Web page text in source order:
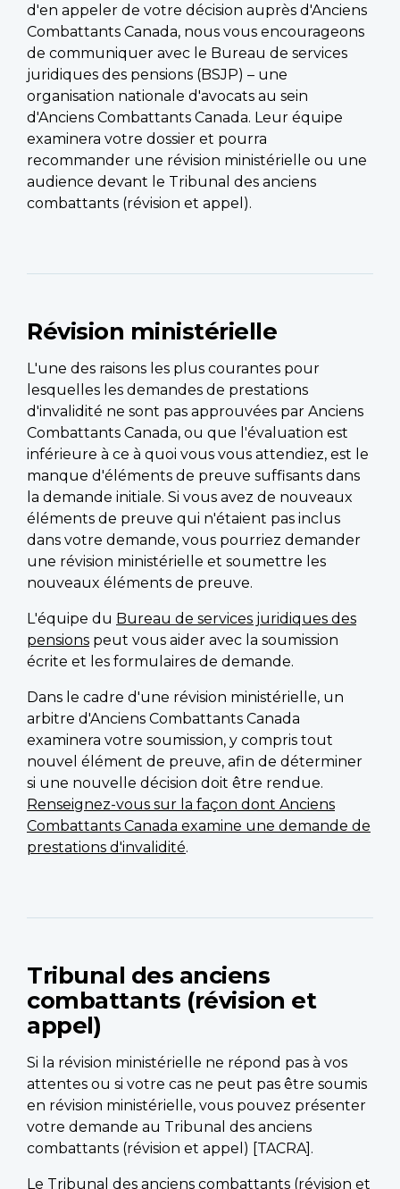
d'en appeler de votre décision auprès d'Anciens
Combattants Canada, nous vous encourageons
de communiquer avec le Bureau de services
juridiques des pensions (BSJP) – une
organisation nationale d'avocats au sein
d'Anciens Combattants Canada. Leur équipe
examinera votre dossier et pourra
recommander une révision ministérielle ou une
audience devant le Tribunal des anciens
combattants (révision et appel).
Révision ministérielle
L'une des raisons les plus courantes pour
lesquelles les demandes de prestations
d'invalidité ne sont pas approuvées par Anciens
Combattants Canada, ou que l'évaluation est
inférieure à ce à quoi vous vous attendiez, est le
manque d'éléments de preuve suffisants dans
la demande initiale. Si vous avez de nouveaux
éléments de preuve qui n'étaient pas inclus
dans votre demande, vous pourriez demander
une révision ministérielle et soumettre les
nouveaux éléments de preuve.
L'équipe du Bureau de services juridiques des
pensions peut vous aider avec la soumission
écrite et les formulaires de demande.
Dans le cadre d'une révision ministérielle, un
arbitre d'Anciens Combattants Canada
examinera votre soumission, y compris tout
nouvel élément de preuve, afin de déterminer
si une nouvelle décision doit être rendue.
Renseignez-vous sur la façon dont Anciens
Combattants Canada examine une demande de
prestations d'invalidité.
Tribunal des anciens
combattants (révision et
appel)
Si la révision ministérielle ne répond pas à vos
attentes ou si votre cas ne peut pas être soumis
en révision ministérielle, vous pouvez présenter
votre demande au Tribunal des anciens
combattants (révision et appel) [TACRA].
Le Tribunal des anciens combattants (révision et